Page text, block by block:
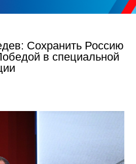
Сохранить Россию
в специальной